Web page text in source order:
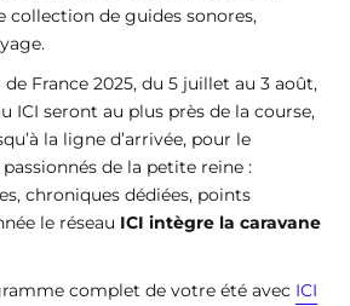
collection de guides sonores,
France 2025, du 5 juillet au 3 août,
ICI seront au plus près de la course,
la ligne d’arrivée, pour le
de la petite reine :
chroniques dédiées, points
le réseau ICI intègre la caravane
complet de votre été avec ICI